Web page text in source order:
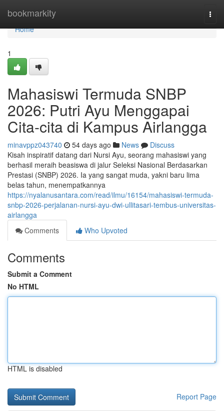
bookmarkity
Home
Home
1
Mahasiswi Termuda SNBP
2026: Putri Ayu Menggapai
Cita-cita di Kampus Airlangga
minavppz043740 54 days ago News
Discuss
Kisah inspiratif datang dari Nursi Ayu, seorang mahasiswi yang
berhasil meraih beasiswa di jalur Seleksi Nasional Berdasarkan
Prestasi (SNBP) 2026. Ia yang sangat muda, yakni baru lima
belas tahun, menempatkannya
https://nyalanusantara.com/read/ilmu/16154/mahasiswi-termuda-
snbp-2026-perjalanan-nursi-ayu-dwi-ullitasari-tembus-universitas-
airlangga
Comments
Who Upvoted
Comments
Submit a Comment
No HTML
HTML is disabled
Report Page